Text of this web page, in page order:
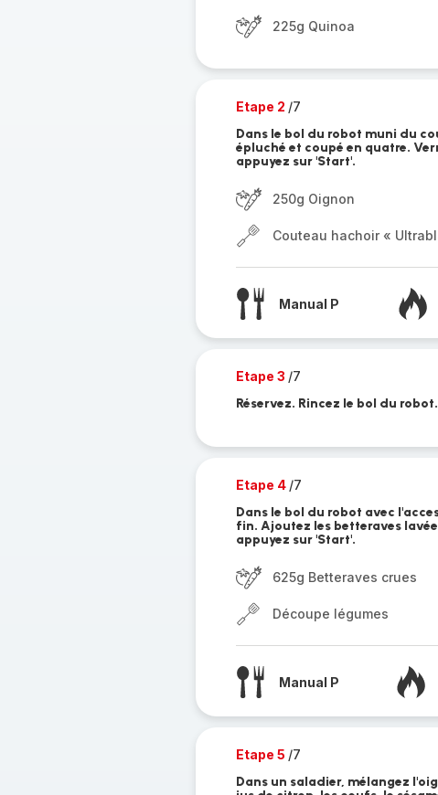
225g Quinoa
Etape 2 /7
Dans le bol du robot muni du
épluché et coupé en quatre.
appuyez sur 'Start'.
250g Oignon
Couteau hachoir «
Manual P
Etape 3 /7
Réservez. Rincez le bol du robot.
Etape 4 /7
Dans le bol du robot avec
fin. Ajoutez les betteraves
appuyez sur 'Start'.
625g Betteraves crues
Découpe légumes
Manual P
Etape 5 /7
Dans un saladier, mélangez